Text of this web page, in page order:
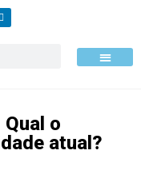
Qual o
atual?